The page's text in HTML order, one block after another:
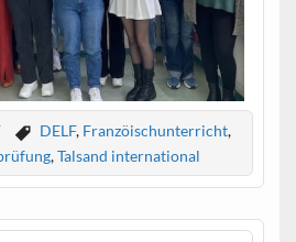
DELF, Franzöischunterricht,
,Talsand international